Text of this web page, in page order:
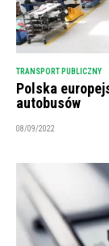
TRANSPORT PUBLICZNY
Polska
autobusów
08/09/2022